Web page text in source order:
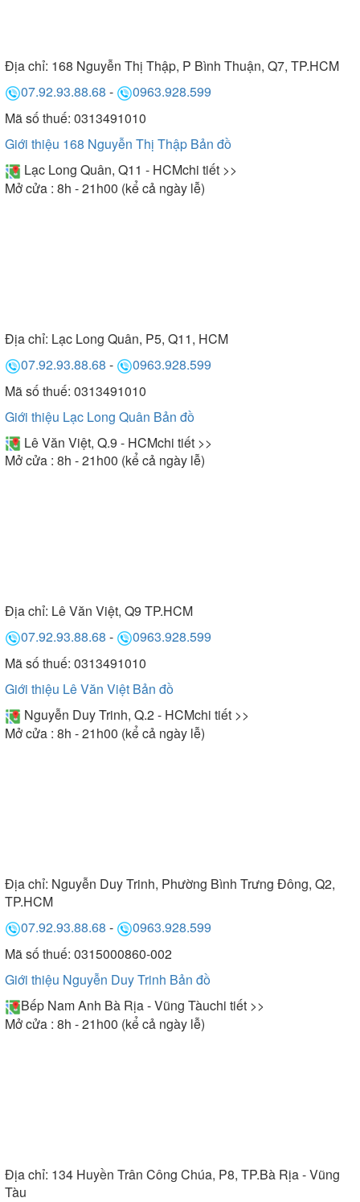
Địa chỉ: 168 Nguyễn Thị Thập, P Bình Thuận, Q7, TP.HCM
07.92.93.88.68 -
0963.928.599
Mã số thuế: 0313491010
Giới thiệu 168 Nguyễn Thị Thập Bản đồ
Lạc Long Quân, Q11 - HCMchi tiết >>
Mở cửa : 8h - 21h00 (kể cả ngày lễ)
Địa chỉ: Lạc Long Quân, P5, Q11, HCM
07.92.93.88.68 -
0963.928.599
Mã số thuế: 0313491010
Giới thiệu Lạc Long Quân Bản đồ
Lê Văn Việt, Q.9 - HCMchi tiết >>
Mở cửa : 8h - 21h00 (kể cả ngày lễ)
Địa chỉ: Lê Văn Việt, Q9 TP.HCM
07.92.93.88.68 -
0963.928.599
Mã số thuế: 0313491010
Giới thiệu Lê Văn Việt Bản đồ
Nguyễn Duy Trinh, Q.2 - HCMchi tiết >>
Mở cửa : 8h - 21h00 (kể cả ngày lễ)
Địa chỉ: Nguyễn Duy Trinh, Phường Bình Trưng Đông, Q2,
TP.HCM
07.92.93.88.68 -
0963.928.599
Mã số thuế: 0315000860-002
Giới thiệu Nguyễn Duy Trinh Bản đồ
Bếp Nam Anh Bà Rịa - Vũng Tàuchi tiết >>
Mở cửa : 8h - 21h00 (kể cả ngày lễ)
Địa chỉ: 134 Huyền Trân Công Chúa, P8, TP.Bà Rịa - Vũng
Tàu